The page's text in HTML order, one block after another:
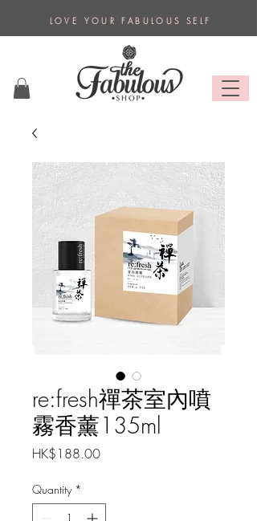
L O V E Y O U R F A B U L O U S S E L F
re:fresh禪茶室內噴
霧香薰135ml
HK$188.00Price
Quantity *